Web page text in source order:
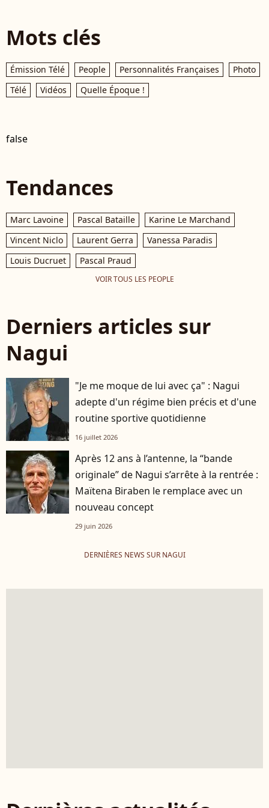
Mots clés
Émission Télé People Personnalités Françaises
Photo
Télé
Vidéos Quelle Époque !
false
Tendances
Marc Lavoine Pascal Bataille
Karine Le Marchand
Vincent Niclo
Laurent Gerra
Vanessa Paradis
Louis Ducruet
Pascal Praud
VOIR TOUS LES PEOPLE
Derniers articles sur
Nagui
"Je me moque de lui avec ça" : Nagui
adepte d'un régime bien précis et d'une
routine sportive quotidienne
16 juillet 2026
Après 12 ans à l’antenne, la “bande
originale” de Nagui s’arrête à la rentrée :
Maïtena Biraben le remplace avec un
nouveau concept
29 juin 2026
DERNIÈRES NEWS SUR NAGUI